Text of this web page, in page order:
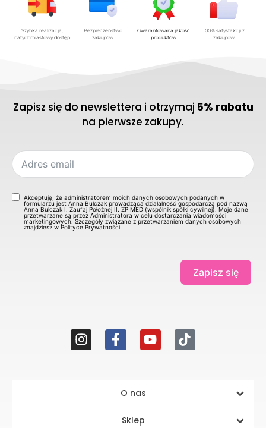
Szybka realizacja,
natychmiastowy dostęp
Bezpieczeństwo
zakupów
Gwarantowana jakość
produktów
100% satysfakcji z
zakupów
Zapisz się do newslettera i otrzymaj 5% rabatu
na pierwsze zakupy.
Akceptuję, że administratorem moich danych osobowych podanych w
formularzu jest Anna Bulczak prowadząca działalność gospodarczą pod nazwą
Anna Bulczak I. Zaufaj Położnej II. ZP MED (wspólnik spółki cywilnej). Moje dane
przetwarzane są przez Administratora w celu dostarczania wiadomości
marketingowych. Szczegóły związane z przetwarzaniem danych osobowych
znajdziesz w Polityce Prywatności.
Zapisz się
O nas
Sklep